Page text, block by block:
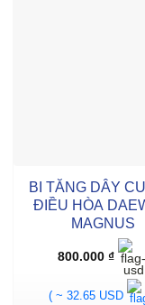
BI TĂNG DÂY
ĐIỀU HÒA
MAGNUS
800.000 ₫
( ~ 32.65 USD